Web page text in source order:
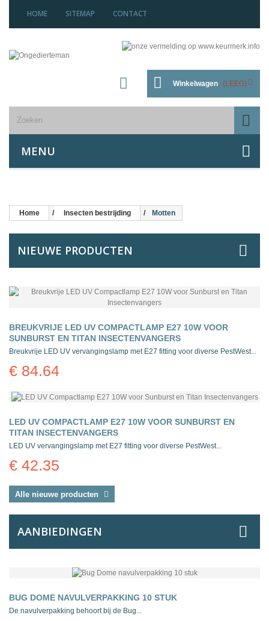
HOME SITEMAP CONTACT
Winkelwagen (LEEG)
MENU
Home Insecten bestrijding Motten
NIEUWE PRODUCTEN
BREUKVRIJE LED UV COMPACTLAMP E27 10W VOOR
SUNBURST EN TITAN INSECTENVANGERS
Breukvrije LED UV vervangingslamp met E27 fitting voor diverse PestWest...
€ 84.64
LED UV COMPACTLAMP E27 10W VOOR SUNBURST EN
TITAN INSECTENVANGERS
LED UV vervangingslamp met E27 fitting voor diverse PestWest...
€ 42.35
Alle nieuwe producten
AANBIEDINGEN
BUG DOME NAVULVERPAKKING 10 STUK
De navulverpakking behoort bij de Bug...